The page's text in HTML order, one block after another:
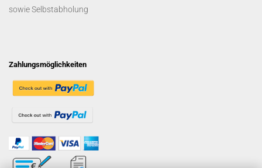
sowie Selbstabholung
Zahlungsmöglichkeiten